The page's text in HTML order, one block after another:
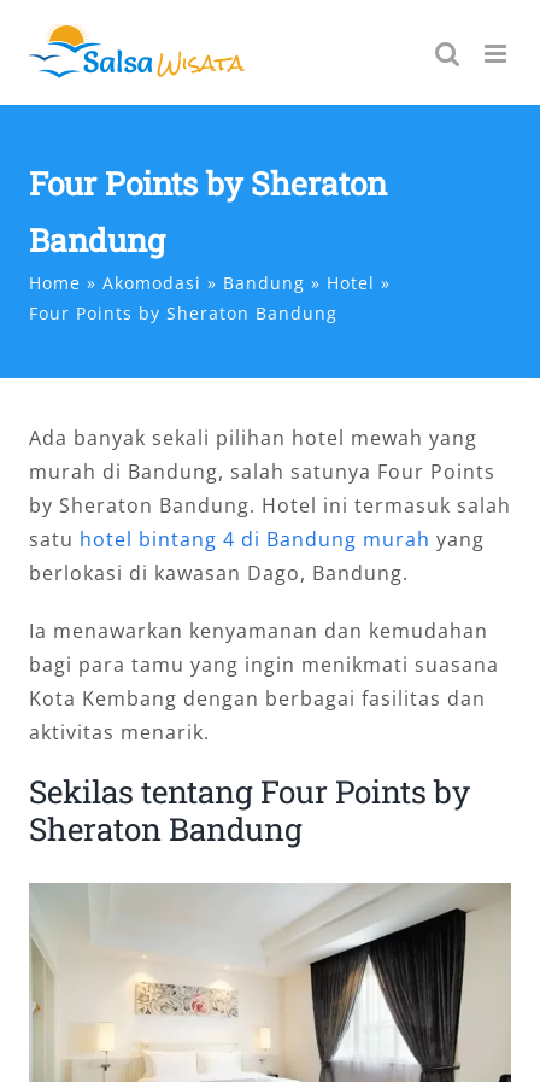
content
Four Points by Sheraton
Bandung
Home Akomodasi Bandung
Hotel
Four Points by Sheraton Bandung
Ada banyak sekali pilihan hotel mewah yang
murah di Bandung, salah satunya Four Points
by Sheraton Bandung. Hotel ini termasuk salah
satu hotel bintang 4 di Bandung murah yang
berlokasi di kawasan Dago, Bandung.
Ia menawarkan kenyamanan dan kemudahan
bagi para tamu yang ingin menikmati suasana
Kota Kembang dengan berbagai fasilitas dan
aktivitas menarik.
Sekilas tentang Four Points by
Sheraton Bandung